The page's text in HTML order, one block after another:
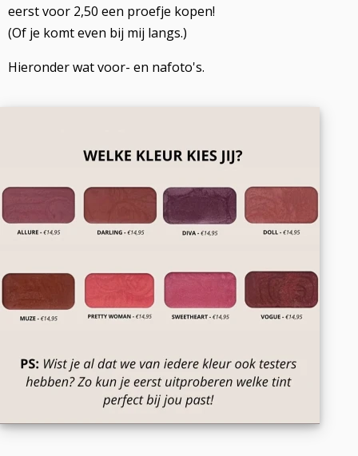
eerst voor 2,50 een proefje kopen!
(Of je komt even bij mij langs.)
Hieronder wat voor- en nafoto's.